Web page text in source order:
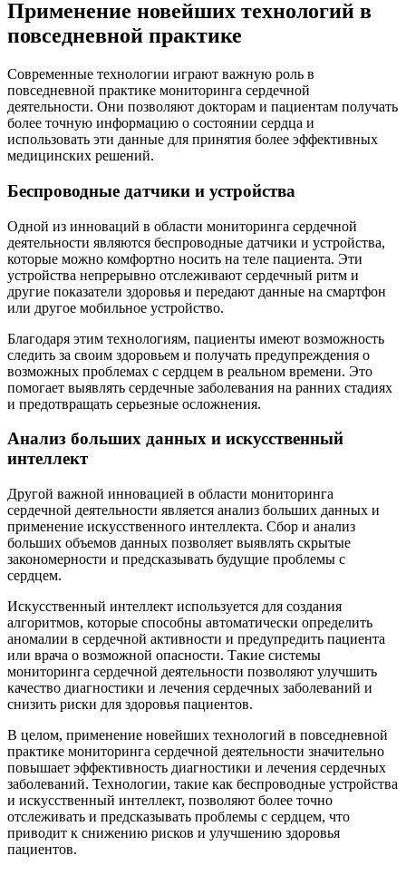
Применение новейших технологий в
повседневной практике
Современные технологии играют важную роль в
повседневной практике мониторинга сердечной
деятельности. Они позволяют докторам и пациентам получать
более точную информацию о состоянии сердца и
использовать эти данные для принятия более эффективных
медицинских решений.
Беспроводные датчики и устройства
Одной из инноваций в области мониторинга сердечной
деятельности являются беспроводные датчики и устройства,
которые можно комфортно носить на теле пациента. Эти
устройства непрерывно отслеживают сердечный ритм и
другие показатели здоровья и передают данные на смартфон
или другое мобильное устройство.
Благодаря этим технологиям, пациенты имеют возможность
следить за своим здоровьем и получать предупреждения о
возможных проблемах с сердцем в реальном времени. Это
помогает выявлять сердечные заболевания на ранних стадиях
и предотвращать серьезные осложнения.
Анализ больших данных и искусственный
интеллект
Другой важной инновацией в области мониторинга
сердечной деятельности является анализ больших данных и
применение искусственного интеллекта. Сбор и анализ
больших объемов данных позволяет выявлять скрытые
закономерности и предсказывать будущие проблемы с
сердцем.
Искусственный интеллект используется для создания
алгоритмов, которые способны автоматически определить
аномалии в сердечной активности и предупредить пациента
или врача о возможной опасности. Такие системы
мониторинга сердечной деятельности позволяют улучшить
качество диагностики и лечения сердечных заболеваний и
снизить риски для здоровья пациентов.
В целом, применение новейших технологий в повседневной
практике мониторинга сердечной деятельности значительно
повышает эффективность диагностики и лечения сердечных
заболеваний. Технологии, такие как беспроводные устройства
и искусственный интеллект, позволяют более точно
отслеживать и предсказывать проблемы с сердцем, что
приводит к снижению рисков и улучшению здоровья
пациентов.